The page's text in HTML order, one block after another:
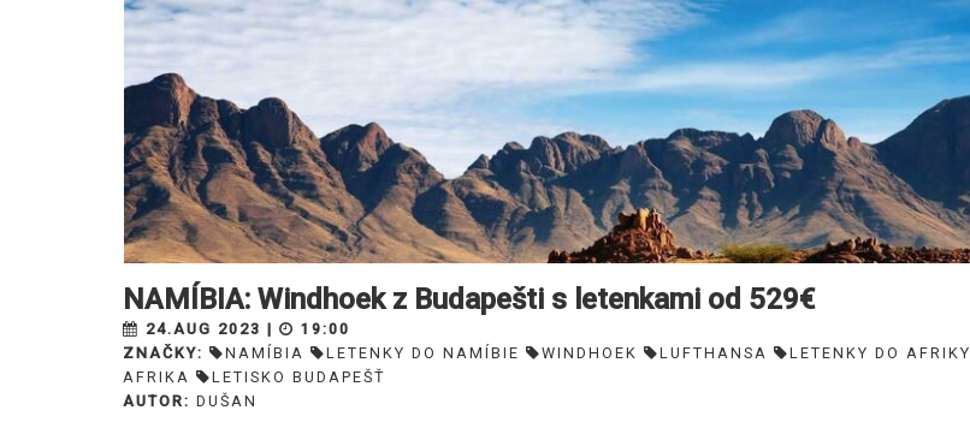
NAMÍBIA: Windhoek z Budapešti s letenkami od 529€
24.AUG 2023 |
19:00
ZNAČKY:
NAMÍBIA LETENKY DO NAMÍBIE WINDHOEK LUFTHANSA
LETENKY DO AFRIKY
AFRIKA
LETISKO BUDAPEŠŤ
AUTOR: DUŠAN